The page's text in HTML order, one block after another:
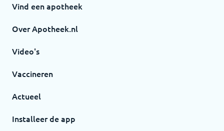
Vind een apotheek
Over Apotheek.nl
Video's
Vaccineren
Actueel
Installeer de app